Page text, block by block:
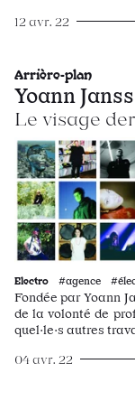
12 avr. 22
Arrière-plan
Yoann
Le visage
Electro #agence
Fondée par Yoann
de la volonté de
quel·le·s autres
04 avr. 22